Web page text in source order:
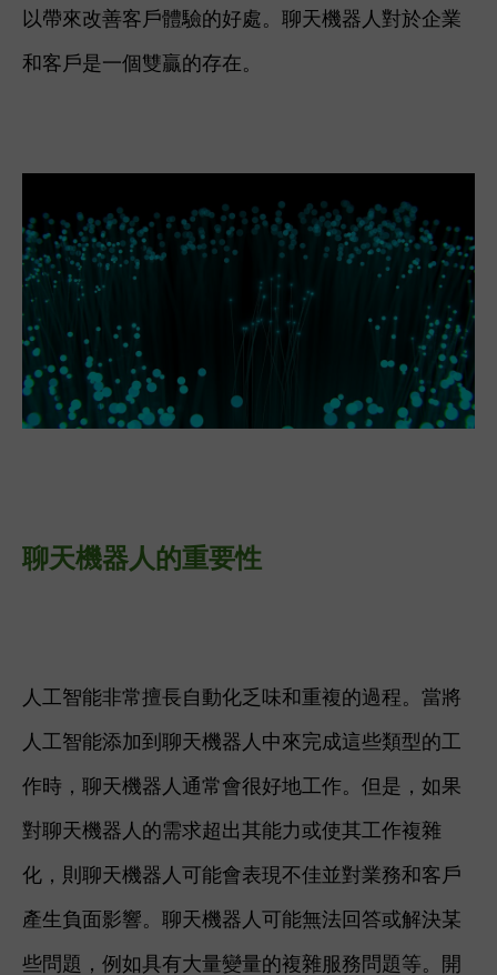
以帶來改善客戶體驗的好處。聊天機器人對於企業
和客戶是一個雙贏的存在。
聊天機器人的重要性
人工智能非常擅長自動化乏味和重複的過程。當將
人工智能添加到聊天機器人中來完成這些類型的工
作時，聊天機器人通常會很好地工作。但是，如果
對聊天機器人的需求超出其能力或使其工作複雜
化，則聊天機器人可能會表現不佳並對業務和客戶
產生負面影響。聊天機器人可能無法回答或解決某
些問題，例如具有大量變量的複雜服務問題等。 開